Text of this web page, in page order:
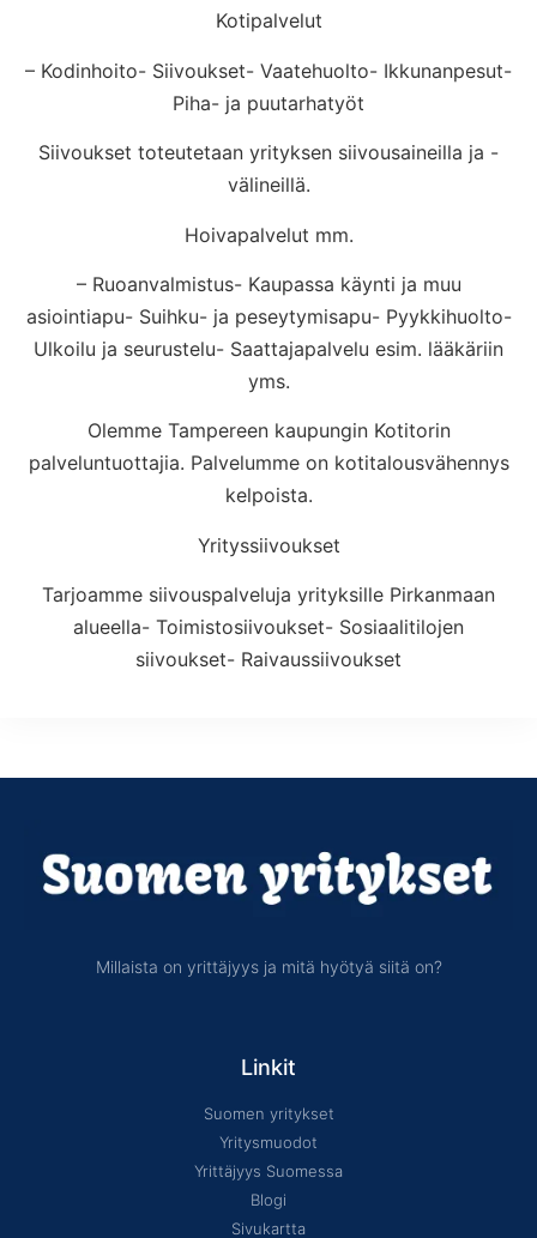
Kotipalvelut
– Kodinhoito- Siivoukset- Vaatehuolto- Ikkunanpesut-
Piha- ja puutarhatyöt
Siivoukset toteutetaan yrityksen siivousaineilla ja -
välineillä.
Hoivapalvelut mm.
– Ruoanvalmistus- Kaupassa käynti ja muu
asiointiapu- Suihku- ja peseytymisapu- Pyykkihuolto-
Ulkoilu ja seurustelu- Saattajapalvelu esim. lääkäriin
yms.
Olemme Tampereen kaupungin Kotitorin
palveluntuottajia. Palvelumme on kotitalousvähennys
kelpoista.
Yrityssiivoukset
Tarjoamme siivouspalveluja yrityksille Pirkanmaan
alueella- Toimistosiivoukset- Sosiaalitilojen
siivoukset- Raivaussiivoukset
Millaista on yrittäjyys ja mitä hyötyä siitä on?
Linkit
Suomen yritykset
Yritysmuodot
Yrittäjyys Suomessa
Blogi
Sivukartta